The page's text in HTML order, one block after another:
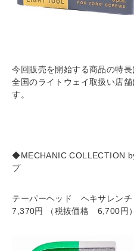
今回販売を開始する商品の特長
全国のライトウェイ取扱い店
す。
◆MECHANIC COLLECTION
プ
テーパーヘッド ヘキサレン
7,370円 （税抜価格 6,700円）